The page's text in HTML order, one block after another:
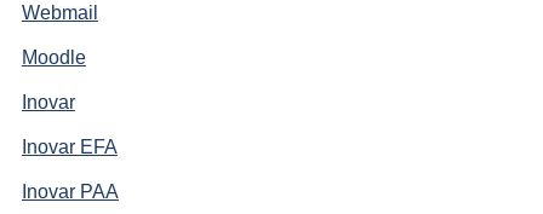
Webmail
Moodle
Inovar
Inovar EFA
Inovar PAA